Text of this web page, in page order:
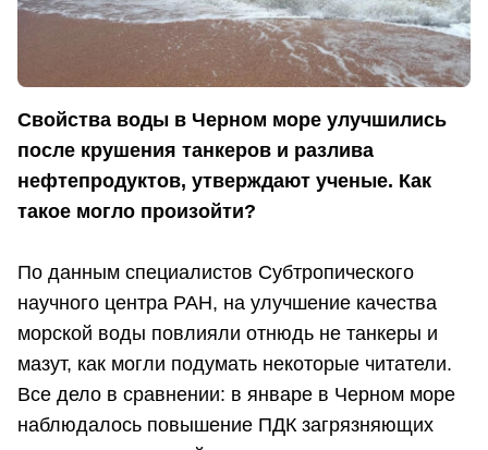
Свойства воды в Черном море улучшились
после крушения танкеров и разлива
нефтепродуктов, утверждают ученые. Как
такое могло произойти?
По данным специалистов Субтропического
научного центра РАН, на улучшение качества
морской воды повлияли отнюдь не танкеры и
мазут, как могли подумать некоторые читатели.
Все дело в сравнении: в январе в Черном море
наблюдалось повышение ПДК загрязняющих